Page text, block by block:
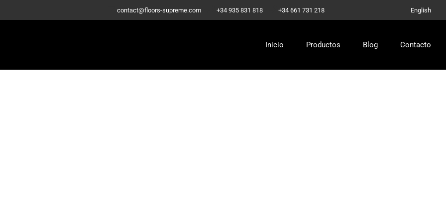
contact@floors-supreme.com +34 935 831 818 +34 661 731 218 English
Inicio Productos Blog Contacto